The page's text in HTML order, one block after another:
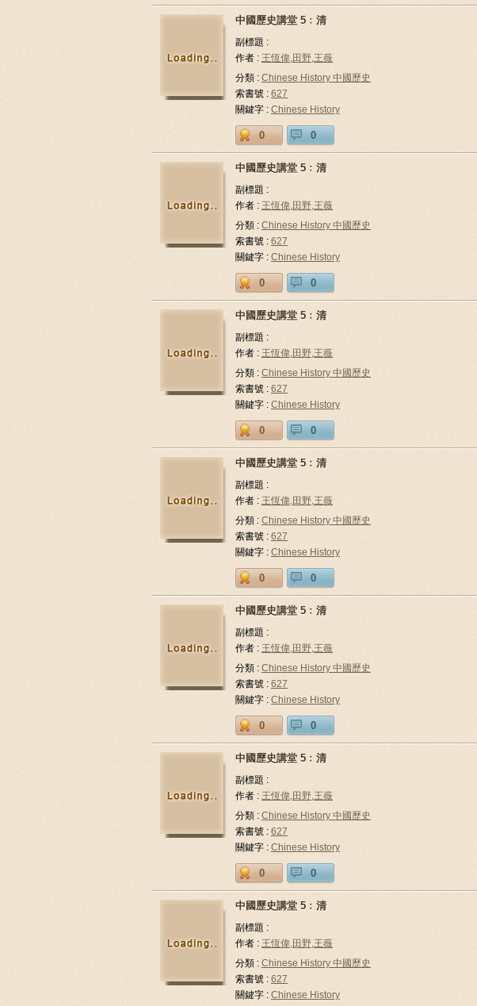
中國歷史講堂 5﹕清
副標題 :
作者 : 王恆偉,田野,王薇
分類 : Chinese History 中國歷史
索書號 : 627
關鍵字 : Chinese History
0 0
中國歷史講堂 5﹕清
副標題 :
作者 : 王恆偉,田野,王薇
分類 : Chinese History 中國歷史
索書號 : 627
關鍵字 : Chinese History
0 0
中國歷史講堂 5﹕清
副標題 :
作者 : 王恆偉,田野,王薇
分類 : Chinese History 中國歷史
索書號 : 627
關鍵字 : Chinese History
0 0
中國歷史講堂 5﹕清
副標題 :
作者 : 王恆偉,田野,王薇
分類 : Chinese History 中國歷史
索書號 : 627
關鍵字 : Chinese History
0 0
中國歷史講堂 5﹕清
副標題 :
作者 : 王恆偉,田野,王薇
分類 : Chinese History 中國歷史
索書號 : 627
關鍵字 : Chinese History
0 0
中國歷史講堂 5﹕清
副標題 :
作者 : 王恆偉,田野,王薇
分類 : Chinese History 中國歷史
索書號 : 627
關鍵字 : Chinese History
0 0
中國歷史講堂 5﹕清
副標題 :
作者 : 王恆偉,田野,王薇
分類 : Chinese History 中國歷史
索書號 : 627
關鍵字 : Chinese History